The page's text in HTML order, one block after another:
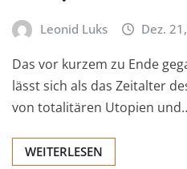
Leonid Luks Dez.
Das vor kurzem zu Ende
lässt sich als das Zeitalter
von totalitären Utopien
WEITERLESEN